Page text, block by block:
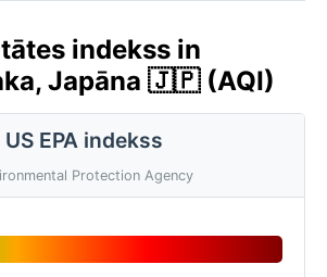
indekss in
Japāna 🇯🇵 (AQI)
US EPA indekss
Protection Agency